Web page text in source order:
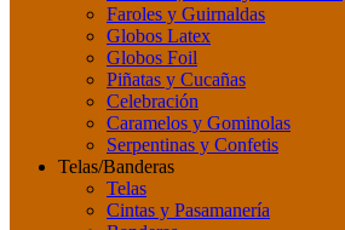
Faroles y Guirnaldas
Globos Latex
Globos Foil
Piñatas y Cucañas
Celebración
Caramelos y Gominolas
Serpentinas y Confetis
Telas/Banderas
Telas
Cintas y Pasamanería